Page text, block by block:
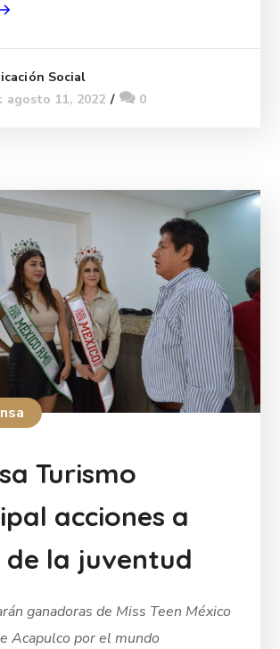
Social
agosto 11, 2022
0
Turismo
acciones a
la juventud
ganadoras de Miss Teen México
Acapulco por el mundo